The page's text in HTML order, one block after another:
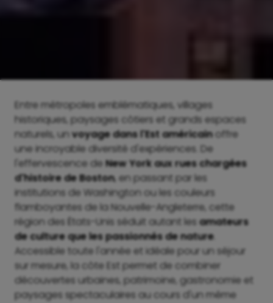
Entre métropoles emblématiques, villages
historiques, paysages côtiers et grands espaces
naturels, un voyage dans l'Est américainoffre
une incroyable diversité d'expériences. De
l'effervescence deNew York aux rues chargées
d'histoire de Boston, en passant par les
institutions de Washington ou les couleurs
flamboyantes de la Nouvelle-Angleterre, cette
région des États-Unis séduit autant les amateurs
de culture que les passionnés de nature.
Accessible toute l'année et idéale pour un séjour
sur mesure, la côte Est permet de combiner
découvertes urbaines, patrimoine, gastronomie et
paysages spectaculaires au cours d'un même